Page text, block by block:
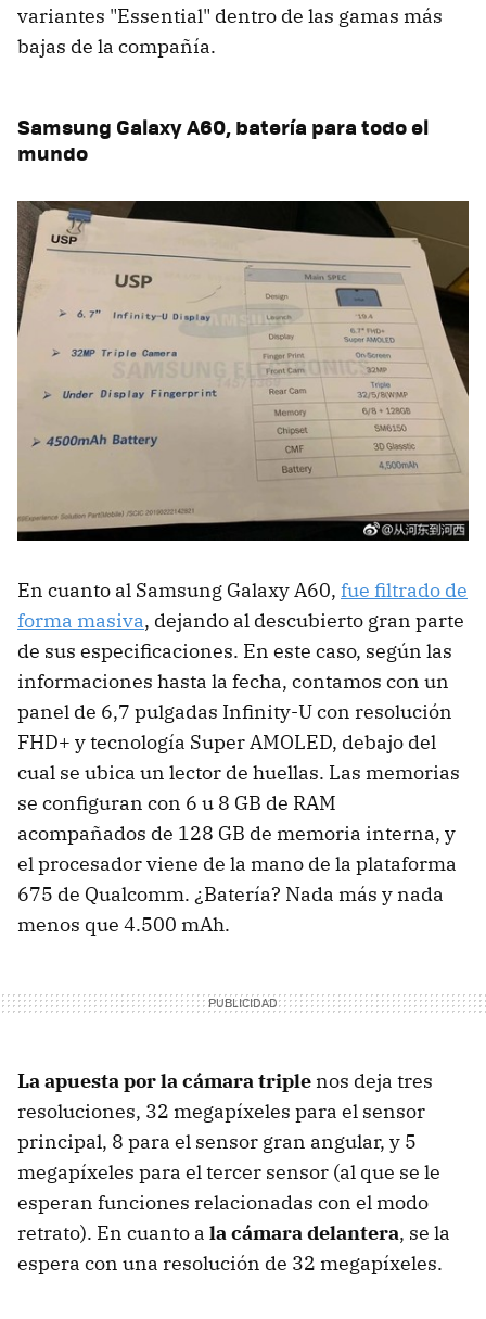
variantes "Essential" dentro de las gamas más
bajas de la compañía.
Samsung Galaxy A60, batería para todo el
mundo
En cuanto al Samsung Galaxy A60, fue filtrado de
forma masiva, dejando al descubierto gran parte
de sus especificaciones. En este caso, según las
informaciones hasta la fecha, contamos con un
panel de 6,7 pulgadas Infinity-U con resolución
FHD+ y tecnología Super AMOLED, debajo del
cual se ubica un lector de huellas. Las memorias
se configuran con 6 u 8 GB de RAM
acompañados de 128 GB de memoria interna, y
el procesador viene de la mano de la plataforma
675 de Qualcomm. ¿Batería? Nada más y nada
menos que 4.500 mAh.
La apuesta por la cámara triple nos deja tres
resoluciones, 32 megapíxeles para el sensor
principal, 8 para el sensor gran angular, y 5
megapíxeles para el tercer sensor (al que se le
esperan funciones relacionadas con el modo
retrato). En cuanto a la cámara delantera, se la
espera con una resolución de 32 megapíxeles.